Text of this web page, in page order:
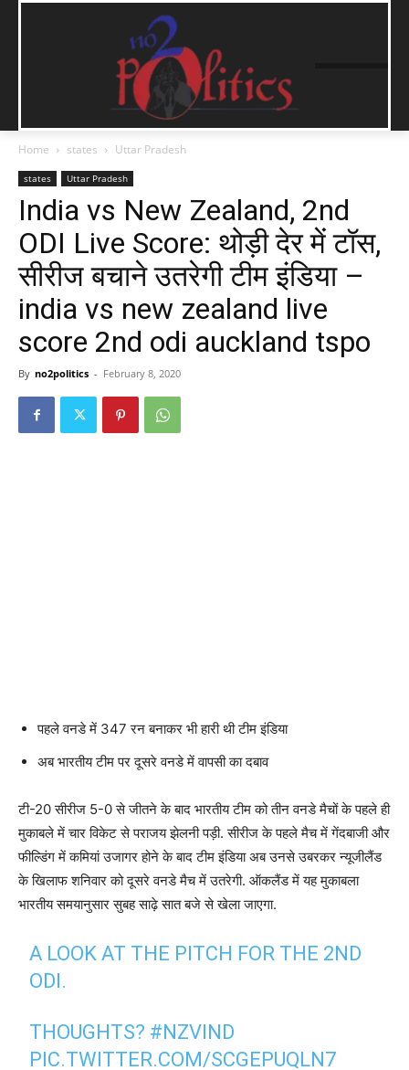
Home states Uttar Pradesh
states Uttar Pradesh
India vs New Zealand, 2nd
ODI Live Score: थोड़ी देर में टॉस,
सीरीज बचाने उतरेगी टीम इंडिया –
india vs new zealand live
score 2nd odi auckland tspo
By no2politics - February 8, 2020
पहले वनडे में 347 रन बनाकर भी हारी थी टीम इंडिया
अब भारतीय टीम पर दूसरे वनडे में वापसी का दबाव
टी-20 सीरीज 5-0 से जीतने के बाद भारतीय टीम को तीन वनडे मैचों के पहले ही
मुकाबले में चार विकेट से पराजय झेलनी पड़ी. सीरीज के पहले मैच में गेंदबाजी और
फील्डिंग में कमियां उजागर होने के बाद टीम इंडिया अब उनसे उबरकर न्यूजीलैंड
के खिलाफ शनिवार को दूसरे वनडे मैच में उतरेगी. ऑकलैंड में यह मुकाबला
भारतीय समयानुसार सुबह साढ़े सात बजे से खेला जाएगा.
A LOOK AT THE PITCH FOR THE 2ND
ODI.
THOUGHTS? #NZVIND
PIC.TWITTER.COM/SCGEPUQLN7